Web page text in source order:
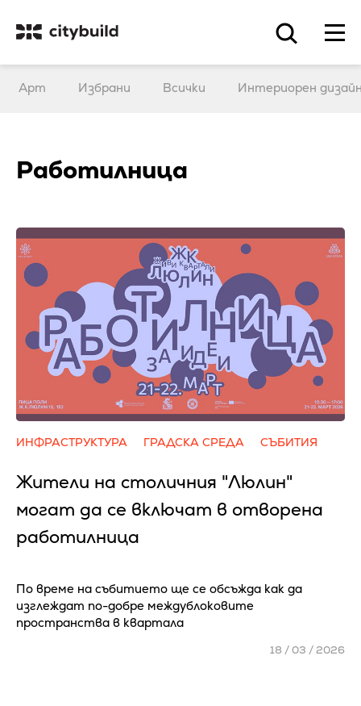
Арт Избрани Всички Интериорен
Работилница
ИНФРАСТРУКТУРА ГРАДСКА СРЕДА СЪБИТИЯ
Жители на столичния "Люлин"
могат да се включат в отворена
работилница
По време на събитието ще се обсъжда как да
изглеждат по-добре междублоковите
пространства в квартала
18 / 03 / 2026